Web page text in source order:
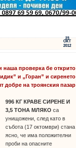
23
ОКТ
2012
наша проверка бе открито
и „Горан” и сиренето
добре на троянския пазар
996 КГ КРАВЕ СИРЕНЕ И
3,5 ТОНА МЛЯКО са
унищожени, след като в
събота (17 октомври) стана
ясно, че има положителни
проби на опасните